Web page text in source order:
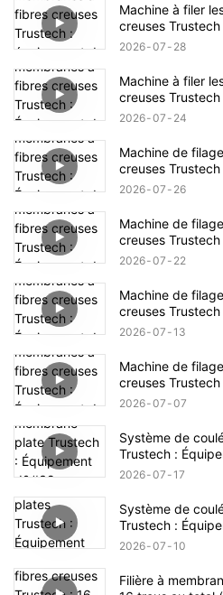
Machine à filer
creuses
dévoilé (17)
2026 07 28
Machine à filer
creuses
dévoilé (16)
2026 07 24
Machine de
creuses Trustech
dévoilé (18)
2026 07 26
Machine de
creuses Trustech
dévoilé (17)
2026 07 22
Machine de
creuses Trustech
dévoilé (16)
2026 07 13
Machine de
creuses Trustech
dévoilé (15)
2026 07 07
Système de
Trustech :
dévoilé (XIV)
2026 07 17
Système de
Trustech :
dévoilé (XIII)
2026 07 10
Filière à